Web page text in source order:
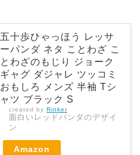
五十歩ひゃっほう レッサ
ーパンダ ネタ ことわざ こ
とわざのもじり ジョーク
ギャグ ダジャレ ツッコミ
おもしろ メンズ 半袖 Tシ
ャツ ブラック S
created by Rinker
面白いレッドパンダのデザイ
ン
Amazon